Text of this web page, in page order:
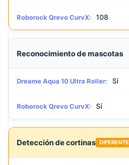
Roborock Qrevo CurvX: 108
Reconocimiento de mascotas
Dreame Aqua 10 Ultra Roller: Sí
Roborock Qrevo CurvX: Sí
Detección de cortinas DIFERENTE